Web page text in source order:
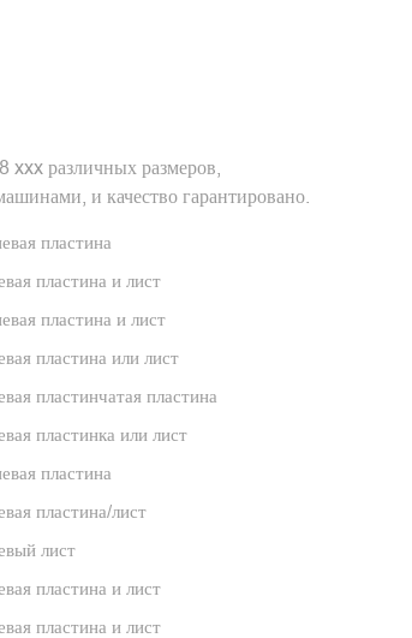
различных размеров,
и качество гарантировано.
пластина
пластина и лист
пластина и лист
пластина или лист
пластинчатая пластина
пластинка или лист
пластина
пластина/лист
лист
пластина и лист
пластина и лист